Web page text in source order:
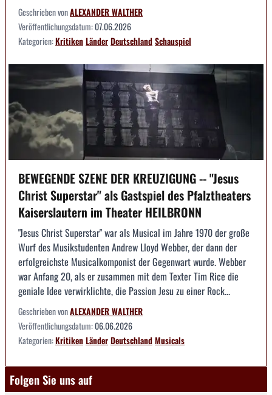
Geschrieben vonALEXANDER WALTHER
Veröffentlichungsdatum:07.06.2026
Kategorien:KritikenLänderDeutschlandSchauspiel
BEWEGENDE SZENE DER KREUZIGUNG -- "Jesus
Christ Superstar" als Gastspiel des Pfalztheaters
Kaiserslautern im Theater HEILBRONN
"Jesus Christ Superstar" war als Musical im Jahre 1970 der große
Wurf des Musikstudenten Andrew Lloyd Webber, der dann der
erfolgreichste Musicalkomponist der Gegenwart wurde. Webber
war Anfang 20, als er zusammen mit dem Texter Tim Rice die
geniale Idee verwirklichte, die Passion Jesu zu einer Rock...
Geschrieben vonALEXANDER WALTHER
Veröffentlichungsdatum:06.06.2026
Kategorien:KritikenLänderDeutschlandMusicals
Folgen Sie uns auf